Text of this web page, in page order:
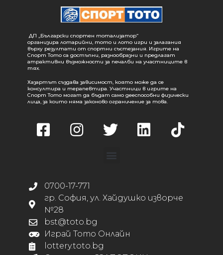
ДП „Български спортен тотализатор“
организира лотарийни, тото и лото игри и залагания
върху резултати от спортни състезания. Игрите на
Спорт Тото са достъпни, разнообразни и предлагат
атрактивни възможности за печалби на участниците в
тях.
Хазартът създава зависимост, която може да се
консултира и терапевтира. Участници в игрите на
Спорт Тото могат да бъдат само дееспособни физически
лица, за които няма законово ограничение за това.
0700-17-771
гр. София, ул. Хайдушко изворче
№28
bst@toto.bg
Играй Тото Онлайн
lottery.toto.bg